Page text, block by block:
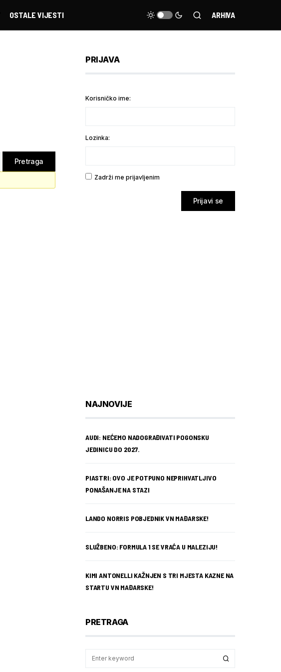
OSTALE VIJESTI ARHIVA
PRIJAVA
Korisničko ime:
Lozinka:
Zadrži me prijavljenim
Prijavi se
NAJNOVIJE
AUDI: NEĆEMO NADOGRAĐIVATI POGONSKU
JEDINICU DO 2027.
PIASTRI: OVO JE POTPUNO NEPRIHVATLJIVO
PONAŠANJE NA STAZI
LANDO NORRIS POBJEDNIK VN MAĐARSKE!
SLUŽBENO: FORMULA 1 SE VRAĆA U MALEZIJU!
KIMI ANTONELLI KAŽNJEN S TRI MJESTA KAZNE NA
STARTU VN MAĐARSKE!
PRETRAGA